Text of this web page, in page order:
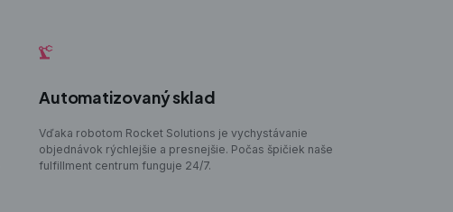
Automatizovaný sklad
Vďaka robotom Rocket Solutions je vychystávanie
objednávok rýchlejšie a presnejšie. Počas špičiek naše
fulfillment centrum funguje 24/7.